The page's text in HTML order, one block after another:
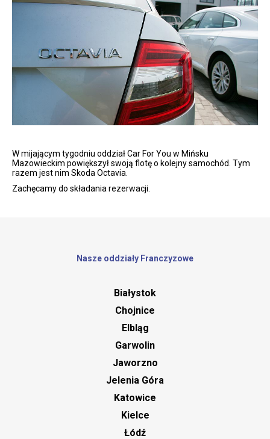
W mijającym tygodniu oddział Car For You w Mińsku
Mazowieckim powiększył swoją flotę o kolejny samochód. Tym
razem jest nim Skoda Octavia.
Zachęcamy do składania rezerwacji.
Nasze oddziały Franczyzowe
Białystok
Chojnice
Elbląg
Garwolin
Jaworzno
Jelenia Góra
Katowice
Kielce
Łódź